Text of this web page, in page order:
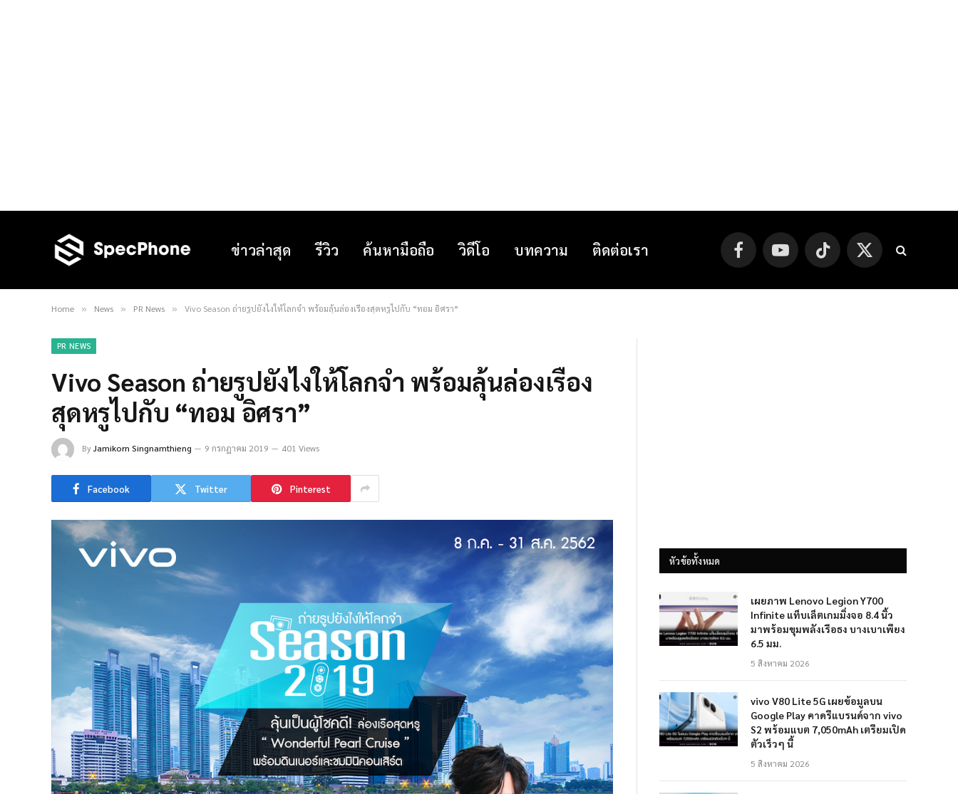
ข่าวล่าสุด รีวิว ค้นหามือถือ วิดีโอ บทความ ติดต่อเรา FacebookYouTube TikTok
X
(Twitter)
Home » News » PR News » Vivo Season ถ่ายรูปยังไงให้โลกจำ พร้อมลุ้นล่องเรืองสุดหรูไปกับ “ทอม อิศรา”
PR NEWS
Vivo Season ถ่ายรูปยังไงให้โลกจำ พร้อมลุ้นล่องเรือง
สุดหรูไปกับ “ทอม อิศรา”
ByJamikorn Singnamthieng 9 กรกฎาคม 2019 401 Views
Facebook Twitter Pinterest
หัวข้อทั้งหมด
เผยภาพ Lenovo Legion Y700
Infinite แท็บเล็ตเกมมิ่งจอ 8.4 นิ้ว
มาพร้อมขุมพลังเรือธง บางเบาเพียง
6.5 มม.
5 สิงหาคม 2026
vivo V80 Lite 5G เผยข้อมูลบน
Google Play คาดรีแบรนด์จาก vivo
S2 พร้อมแบต 7,050mAh เตรียมเปิด
ตัวเร็วๆ นี้
5 สิงหาคม 2026